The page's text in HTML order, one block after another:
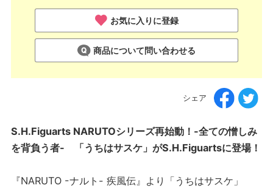
お気に入りに登録
商品について問い合わせる
シェア
S.H.Figuarts NARUTOシリーズ再始動！-全ての憎しみ
を背負う者- 「うちはサスケ」がS.H.Figuartsに登場！
『NARUTO -ナルト- 疾風伝』より「うちはサスケ」